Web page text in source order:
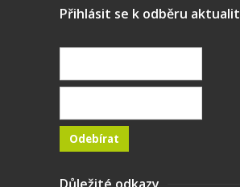
Přihlásit se k odběru aktualit